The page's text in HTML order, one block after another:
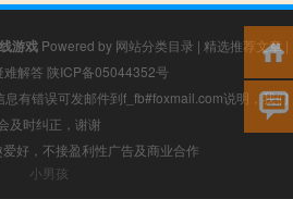
游戏Powered by 网站分类目录 | 精选推荐文章|
难解答 陕ICP备05044352号
有错误可发邮件到f_fb#foxmail.com说明，我们
及时纠正，谢谢
好，不接盈利性广告及商业合作
小男孩